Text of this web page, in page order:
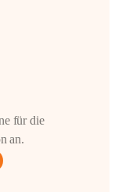
für die
an.